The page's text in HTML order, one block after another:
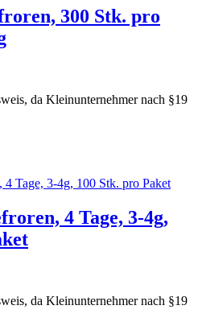
300 Stk. pro
da Kleinunternehmer nach §19
4 Tage, 3-4g,
da Kleinunternehmer nach §19